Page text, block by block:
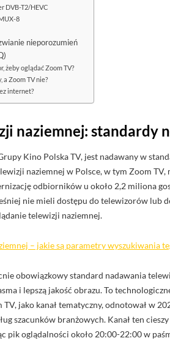
DVB-T2/HEVC
8
nieporozumień
żeby oglądać Zoom TV?
a Zoom TV nie?
internet?
naziemnej: standardy
Kino Polska TV, jest nadawany w
naziemnej w Polsce, w tym Zoom
odbiorników u około 2,2 miliona
nie mieli dostępu do telewizorów lub
telewizji naziemnej.
– jakie są parametry wyszukiwania
obowiązkowy standard nadawania
i lepszą jakość obrazu. To
jako kanał tematyczny, odnotował w
szacunków branżowych. Kanał ten
pik oglądalności około 20:00-22:00 w